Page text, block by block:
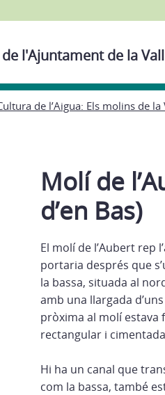
l'Ajuntament de la
de l’Aigua: Els molins de la
Molí de
d’en Bas)
El molí de l’Aubert rep
portaria després que
la bassa, situada al
amb una llargada
pròxima al molí estava
rectangular i
Hi ha un canal que
com la bassa, també